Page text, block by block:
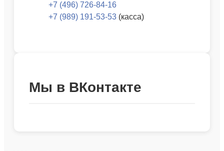
+7 (496) 726-84-16
+7 (989) 191-53-53 (касса)
Мы в ВКонтакте